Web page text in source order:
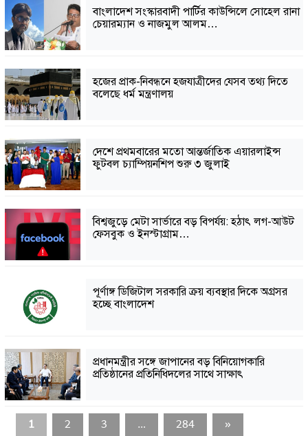
বাংলাদেশ সংস্কারবাদী পার্টির কাউন্সিলে সোহেল রানা
চেয়ারম্যান ও নাজমুল আলম…
হজের প্রাক-নিবন্ধনে হজযাত্রীদের যেসব তথ্য দিতে
বলেছে ধর্ম মন্ত্রণালয়
দেশে প্রথমবারের মতো আন্তর্জাতিক এয়ারলাইন্স
ফুটবল চ্যাম্পিয়নশিপ শুরু ৩ জুলাই
বিশ্বজুড়ে মেটা সার্ভারে বড় বিপর্যয়: হঠাৎ লগ-আউট
ফেসবুক ও ইনস্টাগ্রাম…
পূর্ণাঙ্গ ডিজিটাল সরকারি ক্রয় ব্যবস্থার দিকে অগ্রসর
হচ্ছে বাংলাদেশ
প্রধানমন্ত্রীর সঙ্গে জাপানের বড় বিনিয়োগকারি
প্রতিষ্ঠানের প্রতিনিধিদলের সাথে সাক্ষাৎ
1 2 3 … 284 »